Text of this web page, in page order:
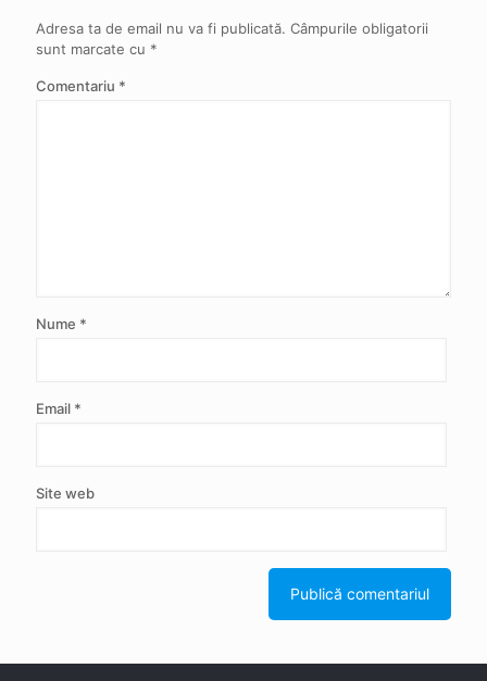
Adresa ta de email nu va fi publicată. Câmpurile obligatorii
sunt marcate cu *
Comentariu *
Nume *
Email *
Site web